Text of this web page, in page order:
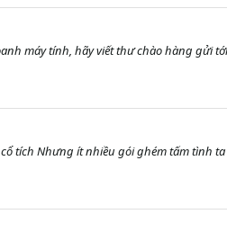
máy tính, hãy viết thư chào hàng gửi
tích Nhưng ít nhiều gói ghém tấm tình